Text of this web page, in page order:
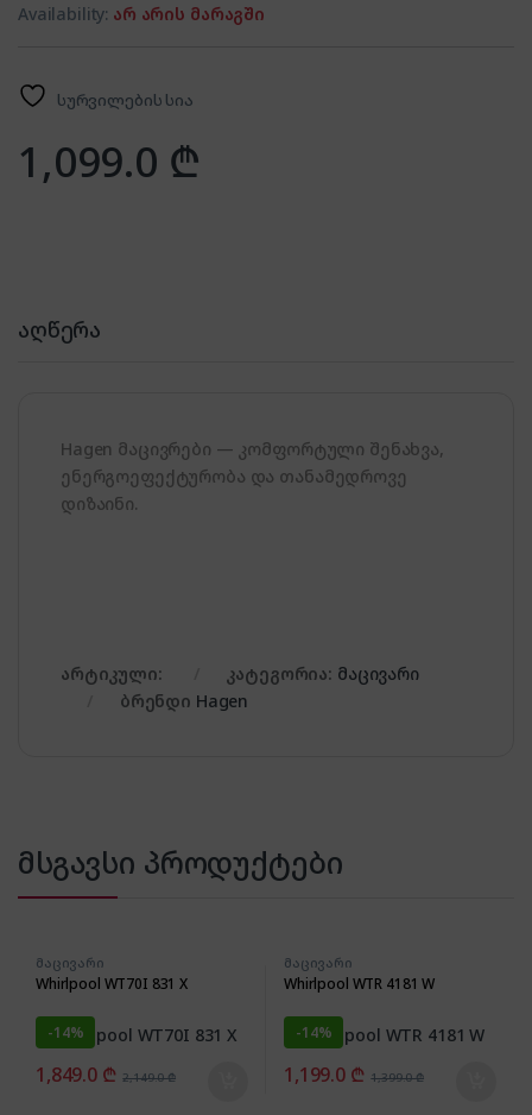
Availability: არ არის მარაგში
სურვილების სია
1,099.0 ₾
აღწერა
Hagen მაცივრები — კომფორტული შენახვა,
ენერგოეფექტურობა და თანამედროვე
დიზაინი.
არტიკული: კატეგორია: მაცივარი
ბრენდი Hagen
მსგავსი პროდუქტები
მაცივარი
Whirlpool WT70I 831 X
-14%
1,849.0 ₾ 2,149.0₾
მაცივარი
Whirlpool WTR 4181 W
-14%
1,199.0 ₾ 1,399.0₾